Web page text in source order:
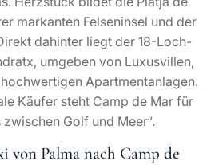
Ratgeber „Taxifahren auf
zu Preisen und Alternativen.
es in Andratx?
Andratx bilden mehrere
eine abwechslungsreiche
von San Telmo, die Felsbuchten